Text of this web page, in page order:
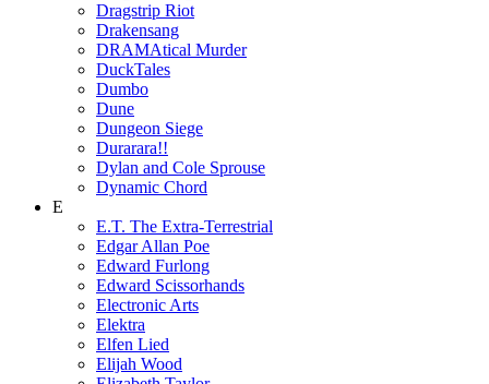
Dragstrip Riot
Drakensang
DRAMAtical Murder
DuckTales
Dumbo
Dune
Dungeon Siege
Durarara!!
Dylan and Cole Sprouse
Dynamic Chord
E
E.T. The Extra-Terrestrial
Edgar Allan Poe
Edward Furlong
Edward Scissorhands
Electronic Arts
Elektra
Elfen Lied
Elijah Wood